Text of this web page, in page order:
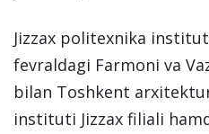
Jizzax politexnika
fevraldagi Farmoni va
bilan Toshkent
instituti Jizzax filiali